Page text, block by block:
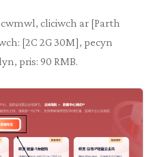
cliciwch ar [Parth
[2C 2G 30M], pecyn
pris: 90 RMB.